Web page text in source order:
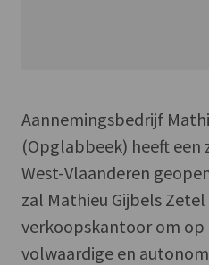
Aannemingsbedrijf
(Opglabbeek) heeft een
West-Vlaanderen
zal Mathieu Gijbels
verkoopskantoor om
volwaardige en